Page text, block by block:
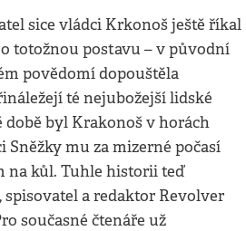
sice vládci Krkonoš ještě říkal
totožnou postavu – v původní
povědomí dopouštěla
té nejubožejší lidské
době byl Krakonoš v horách
Sněžky mu za mizerné počasí
na kůl. Tuhle historii teď
a redaktor Revolver
současné čtenáře už